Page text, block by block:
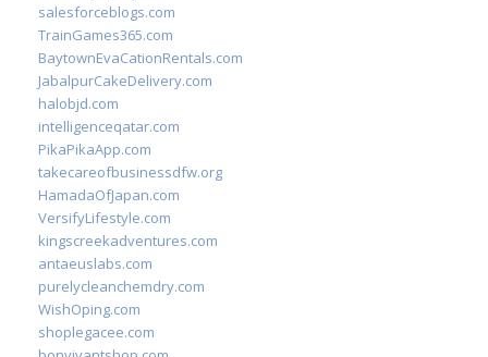
salesforceblogs.com
TrainGames365.com
BaytownEvaCationRentals.com
JabalpurCakeDelivery.com
halobjd.com
intelligenceqatar.com
PikaPikaApp.com
takecareofbusinessdfw.org
HamadaOfJapan.com
VersifyLifestyle.com
kingscreekadventures.com
antaeuslabs.com
purelycleanchemdry.com
WishOping.com
shoplegacee.com